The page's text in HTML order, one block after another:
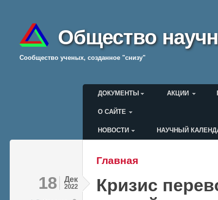
Общество
Cообщество ученых, созданное "снизу"
Главное меню
ДОКУМЕНТЫ АКЦИИ
О САЙТЕ
Меню пользователя
НОВОСТИ НАУЧНЫЙ
Вы здесь
Главная
18 Дек
2022
Кризис